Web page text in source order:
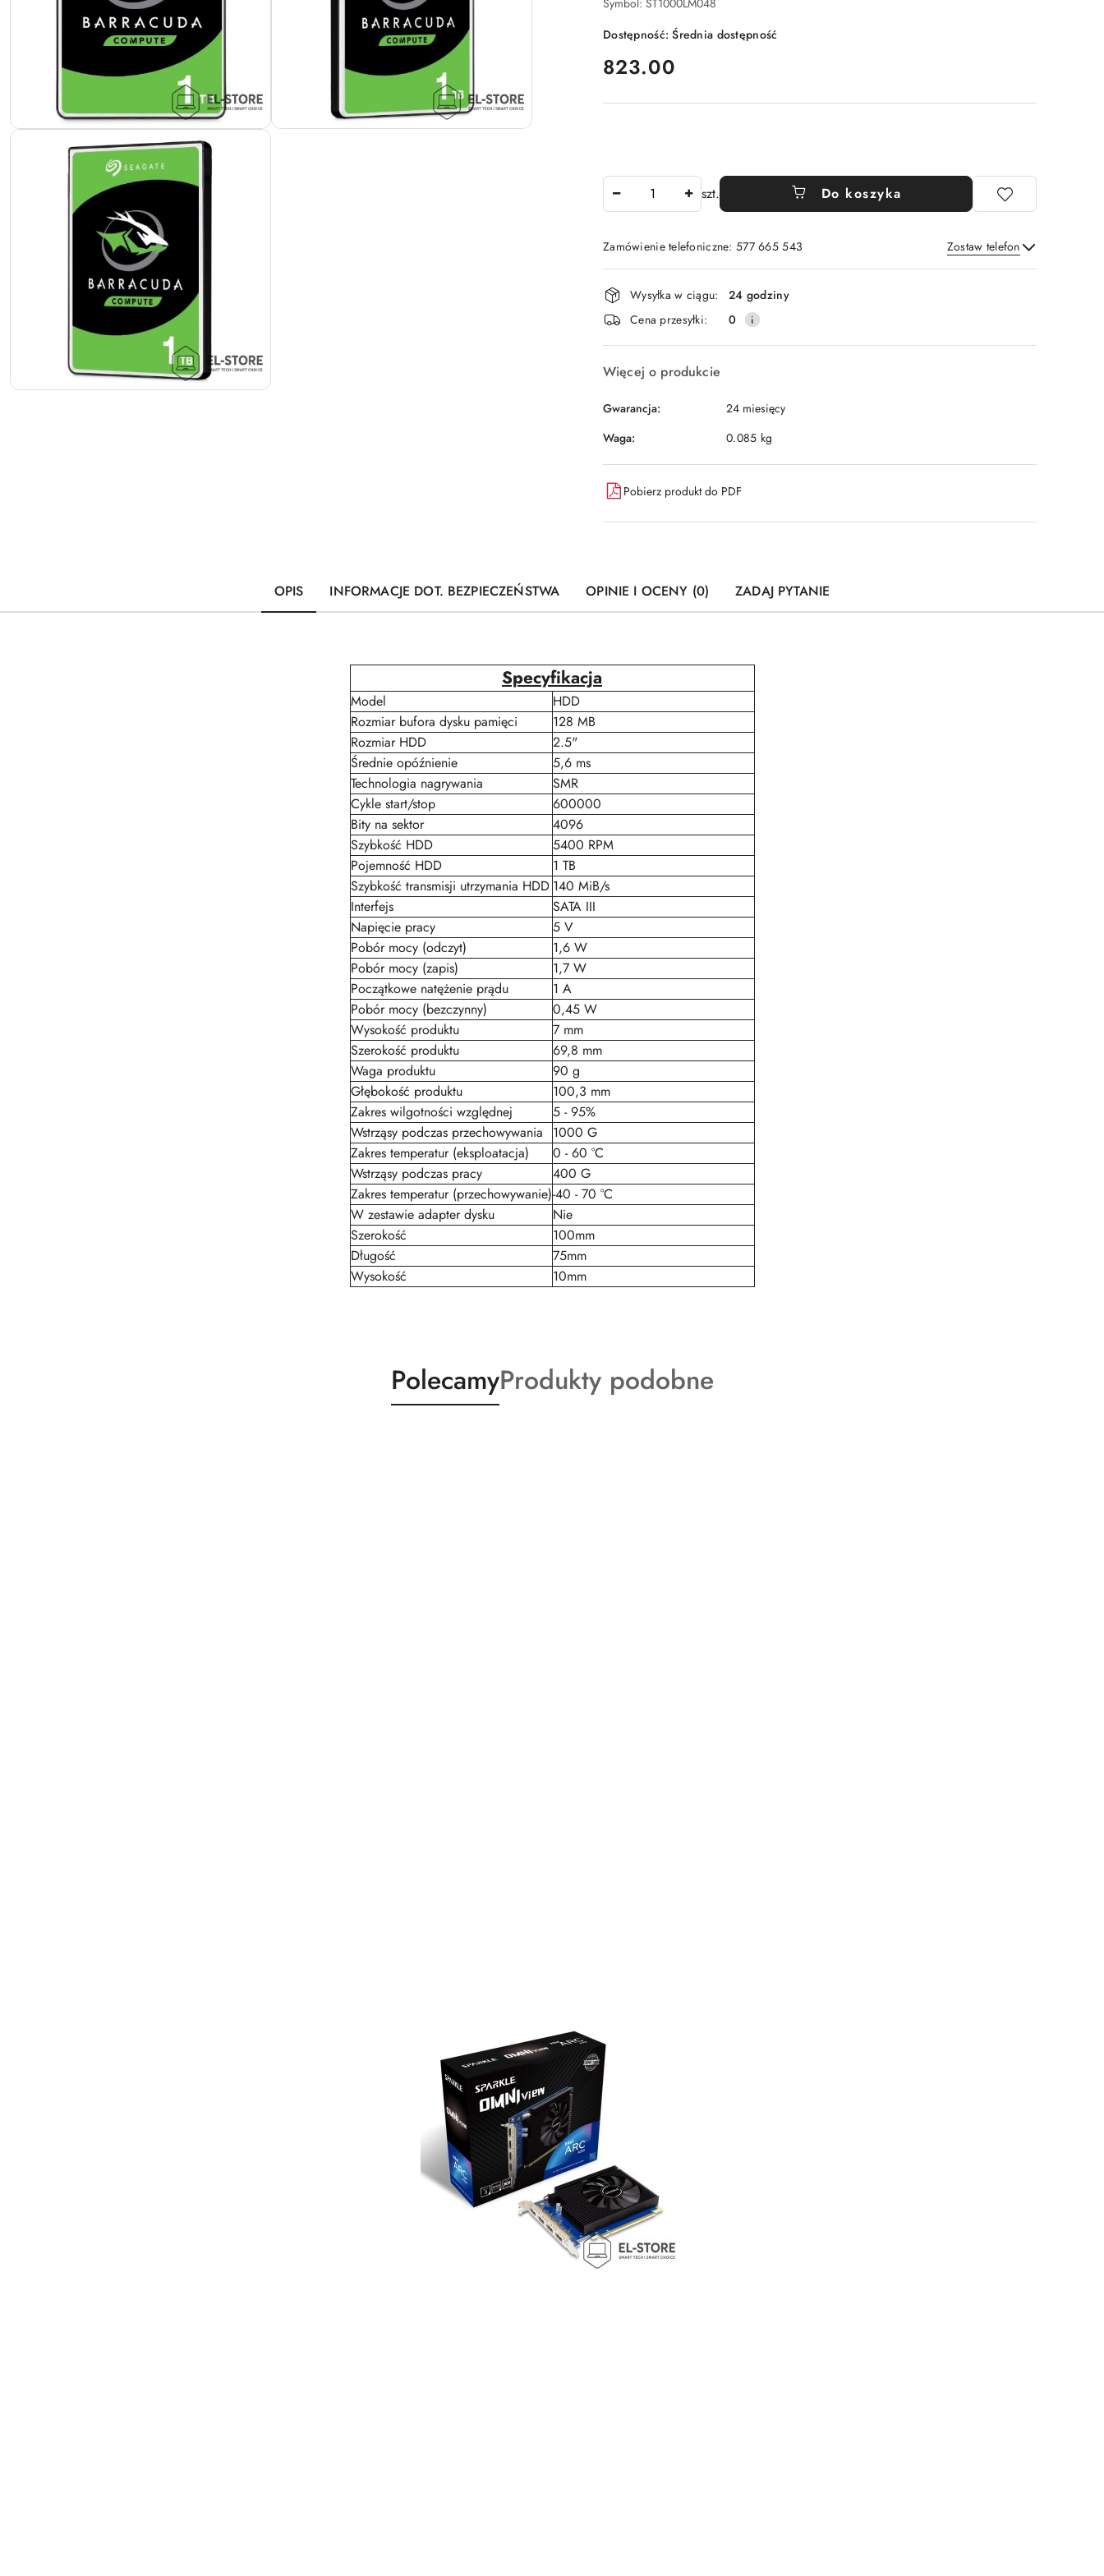
Symbol: ST1000LM048
Dostępność:Średnia dostępność
cena:
823.00
szt. Do koszyka
Zamówienie telefoniczne: 577 665 543 Zostaw telefon
Wyślij
Dostępność
i
dostawa
Wysyłka w ciągu:
24 godziny
Cena przesyłki:
0
Więcej o produkcie
Gwarancja:
24 miesięcy
Waga:
0.085 kg
Pobierz produkt do PDF
OPIS INFORMACJE DOT. BEZPIECZEŃSTWA OPINIE I OCENY (0) ZADAJ PYTANIE
Specyfikacja
Model
HDD
Rozmiar bufora dysku pamięci
128 MB
Rozmiar HDD
2.5"
Średnie opóźnienie
5,6 ms
Technologia nagrywania
SMR
Cykle start/stop
600000
Bity na sektor
4096
Szybkość HDD
5400 RPM
Pojemność HDD
1 TB
Szybkość transmisji utrzymania HDD 140 MiB/s
Interfejs
SATA III
Napięcie pracy
5 V
Pobór mocy (odczyt)
1,6 W
Pobór mocy (zapis)
1,7 W
Początkowe natężenie prądu
1 A
Pobór mocy (bezczynny)
0,45 W
Wysokość produktu
7 mm
Szerokość produktu
69,8 mm
Waga produktu
90 g
Głębokość produktu
100,3 mm
Zakres wilgotności względnej
5 - 95%
Wstrząsy podczas przechowywania
1000 G
Zakres temperatur (eksploatacja)
0 - 60 °C
Wstrząsy podczas pracy
400 G
Zakres temperatur (przechowywanie)-40 - 70 °C
W zestawie adapter dysku
Nie
Szerokość
100mm
Długość
75mm
Wysokość
10mm
Produkty
o
PolecamyProdukty
o
Produkty podobne